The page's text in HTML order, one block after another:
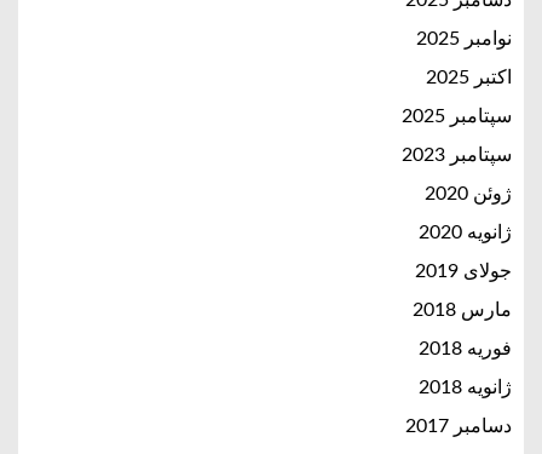
نوامبر 2025
اکتبر 2025
سپتامبر 2025
سپتامبر 2023
ژوئن 2020
ژانویه 2020
جولای 2019
مارس 2018
فوریه 2018
ژانویه 2018
دسامبر 2017